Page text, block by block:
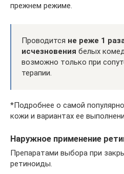
прежнем режиме.
Проводится не реже 1
исчезновения белых
возможно только при
терапии.
*Подробнее о самой
кожи и вариантах ее
Наружное применение
Препаратами выбора при
ретиноиды.